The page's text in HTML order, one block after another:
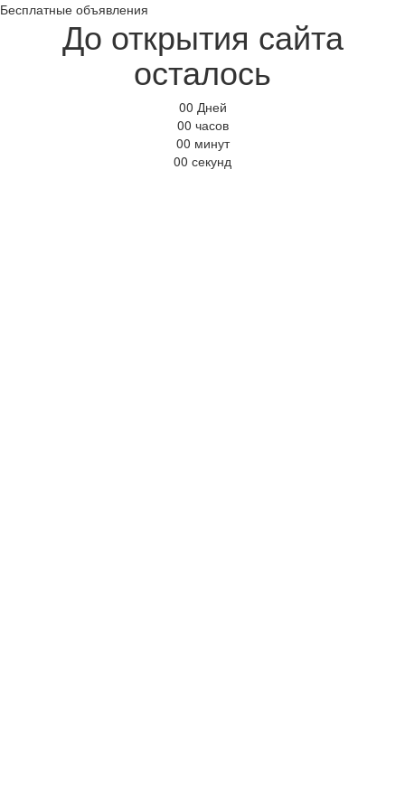
Бесплатные объявления
До открытия сайта
осталось
00 Дней
00 часов
00 минут
00 секунд